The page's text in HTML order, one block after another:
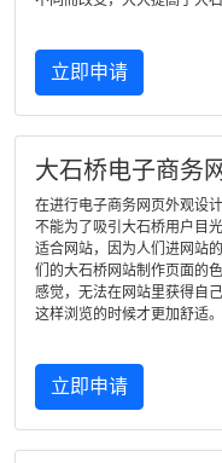
立即申请
大石桥电子商务
在进行电子商务网页外观设
不能为了吸引大石桥用户目
适合网站，因为人们进网站
们的大石桥网站制作页面的
感觉，无法在网站里获得自
这样浏览的时候才更加舒适。
立即申请